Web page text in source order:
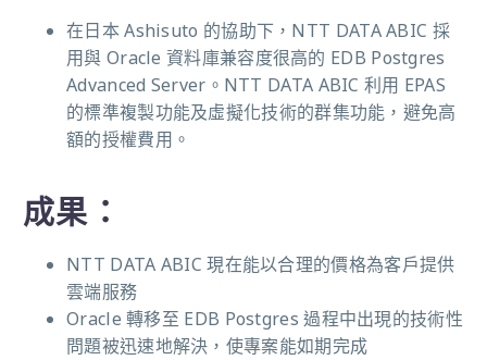
在日本 Ashisuto 的協助下，NTT DATA ABIC 採
用與 Oracle 資料庫兼容度很高的 EDB Postgres
Advanced Server。NTT DATA ABIC 利用 EPAS
的標準複製功能及虛擬化技術的群集功能，避免高
額的授權費用。
成果：
NTT DATA ABIC 現在能以合理的價格為客戶提供
雲端服務
Oracle 轉移至 EDB Postgres 過程中出現的技術性
問題被迅速地解決，使專案能如期完成